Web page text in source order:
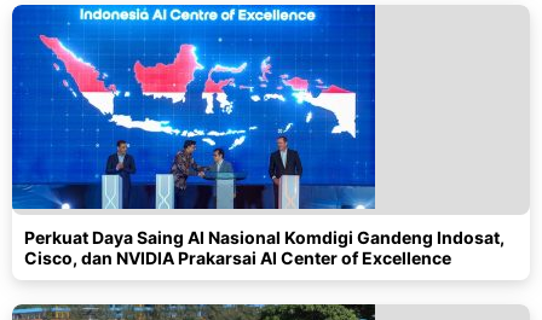
Perkuat Daya Saing AI Nasional Komdigi Gandeng Indosat,
Cisco, dan NVIDIA Prakarsai AI Center of Excellence